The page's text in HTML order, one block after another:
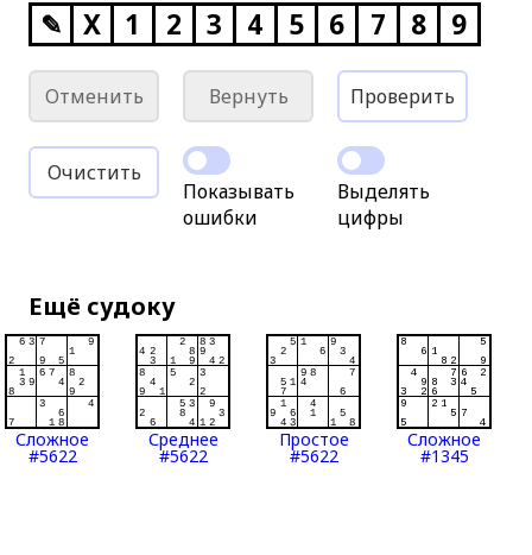
✎ X 1 2 3 4 5 6 7 8 9
Отменить Вернуть Проверить
Очистить
Показывать
ошибки
Выделять
цифры
Ещё судоку
Сложное
#5622
Среднее
#5622
Простое
#5622
Сложное
#1345